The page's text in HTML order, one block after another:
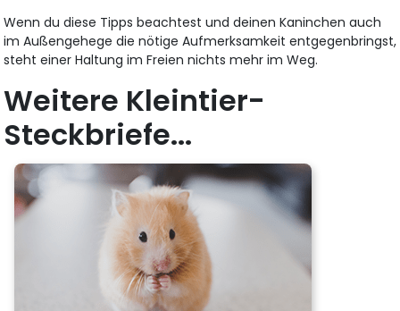
Wenn du diese Tipps beachtest und deinen Kaninchen auch
im Außengehege die nötige Aufmerksamkeit entgegenbringst,
steht einer Haltung im Freien nichts mehr im Weg.
Weitere Kleintier-
Steckbriefe...